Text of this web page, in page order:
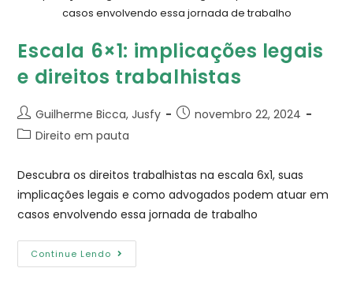
casos envolvendo essa jornada de trabalho
Escala 6×1: implicações legais
e direitos trabalhistas
Guilherme Bicca, Jusfy
novembro 22, 2024
Direito em pauta
Descubra os direitos trabalhistas na escala 6x1, suas
implicações legais e como advogados podem atuar em
casos envolvendo essa jornada de trabalho
Continue Lendo